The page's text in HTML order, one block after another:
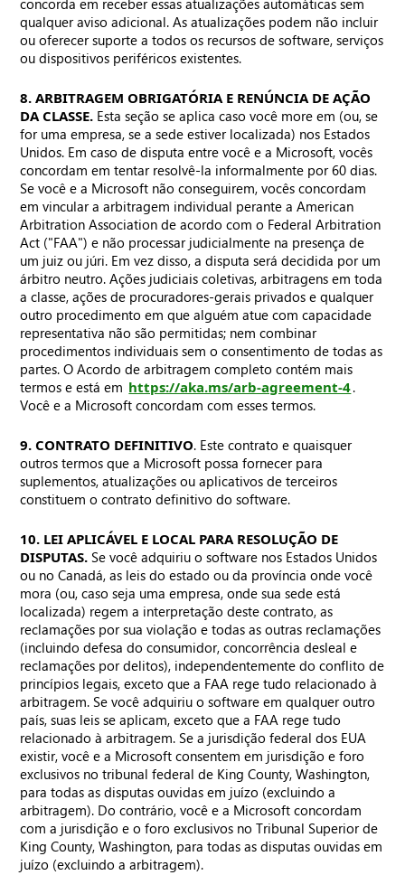
concorda em receber essas atualizações automáticas sem
qualquer aviso adicional. As atualizações podem não incluir
ou oferecer suporte a todos os recursos de software, serviços
ou dispositivos periféricos existentes.
8. ARBITRAGEM OBRIGATÓRIA E RENÚNCIA DE AÇÃO
DA CLASSE. Esta seção se aplica caso você more em (ou, se
for uma empresa, se a sede estiver localizada) nos Estados
Unidos. Em caso de disputa entre você e a Microsoft, vocês
concordam em tentar resolvê-la informalmente por 60 dias.
Se você e a Microsoft não conseguirem, vocês concordam
em vincular a arbitragem individual perante a American
Arbitration Association de acordo com o Federal Arbitration
Act ("FAA") e não processar judicialmente na presença de
um juiz ou júri. Em vez disso, a disputa será decidida por um
árbitro neutro. Ações judiciais coletivas, arbitragens em toda
a classe, ações de procuradores-gerais privados e qualquer
outro procedimento em que alguém atue com capacidade
representativa não são permitidas; nem combinar
procedimentos individuais sem o consentimento de todas as
partes. O Acordo de arbitragem completo contém mais
termos e está em https://aka.ms/arb-agreement-4.
Você e a Microsoft concordam com esses termos.
9. CONTRATO DEFINITIVO. Este contrato e quaisquer
outros termos que a Microsoft possa fornecer para
suplementos, atualizações ou aplicativos de terceiros
constituem o contrato definitivo do software.
10. LEI APLICÁVEL E LOCAL PARA RESOLUÇÃO DE
DISPUTAS. Se você adquiriu o software nos Estados Unidos
ou no Canadá, as leis do estado ou da província onde você
mora (ou, caso seja uma empresa, onde sua sede está
localizada) regem a interpretação deste contrato, as
reclamações por sua violação e todas as outras reclamações
(incluindo defesa do consumidor, concorrência desleal e
reclamações por delitos), independentemente do conflito de
princípios legais, exceto que a FAA rege tudo relacionado à
arbitragem. Se você adquiriu o software em qualquer outro
país, suas leis se aplicam, exceto que a FAA rege tudo
relacionado à arbitragem. Se a jurisdição federal dos EUA
existir, você e a Microsoft consentem em jurisdição e foro
exclusivos no tribunal federal de King County, Washington,
para todas as disputas ouvidas em juízo (excluindo a
arbitragem). Do contrário, você e a Microsoft concordam
com a jurisdição e o foro exclusivos no Tribunal Superior de
King County, Washington, para todas as disputas ouvidas em
juízo (excluindo a arbitragem).